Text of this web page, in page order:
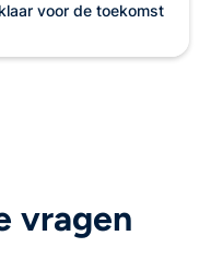
voor de toekomst
vragen